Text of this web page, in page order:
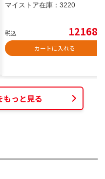
マイストア在庫： 3220
税込 12168
カートに入れる
もっと見る